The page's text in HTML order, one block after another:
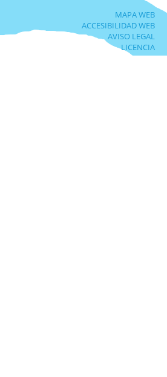
MAPA WEB
ACCESIBILIDAD WEB
AVISO LEGAL
LICENCIA